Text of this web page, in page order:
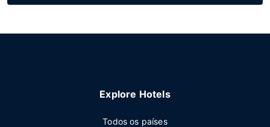
Explore Hotels
Todos os países